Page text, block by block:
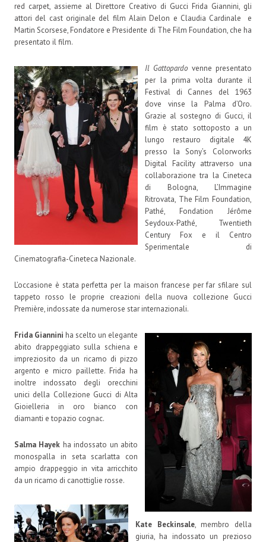
red carpet, assieme al Direttore Creativo di Gucci Frida Giannini, gli
attori del cast originale del film Alain Delon e Claudia Cardinale e
Martin Scorsese, Fondatore e Presidente di The Film Foundation, che ha
presentato il film.
Il Gattopardo venne presentato
per la prima volta durante il
Festival di Cannes del 1963
dove vinse la Palma d’Oro.
Grazie al sostegno di Gucci, il
film è stato sottoposto a un
lungo restauro digitale 4K
presso la Sony’s Colorworks
Digital Facility attraverso una
collaborazione tra la Cineteca
di Bologna, L’Immagine
Ritrovata, The Film Foundation,
Pathé, Fondation Jérôme
Seydoux-Pathé, Twentieth
Century Fox e il Centro
Sperimentale di
Cinematografia-Cineteca Nazionale.
L’occasione è stata perfetta per la maison francese per far sfilare sul
tappeto rosso le proprie creazioni della nuova collezione Gucci
Première, indossate da numerose star internazionali.
Frida Giannini ha scelto un elegante
abito drappeggiato sulla schiena e
impreziosito da un ricamo di pizzo
argento e micro paillette. Frida ha
inoltre indossato degli orecchini
unici della Collezione Gucci di Alta
Gioielleria in oro bianco con
diamanti e topazio cognac.
Salma Hayek ha indossato un abito
monospalla in seta scarlatta con
ampio drappeggio in vita arricchito
da un ricamo di canottiglie rosse.
Kate Beckinsale, membro della
giuria, ha indossato un prezioso